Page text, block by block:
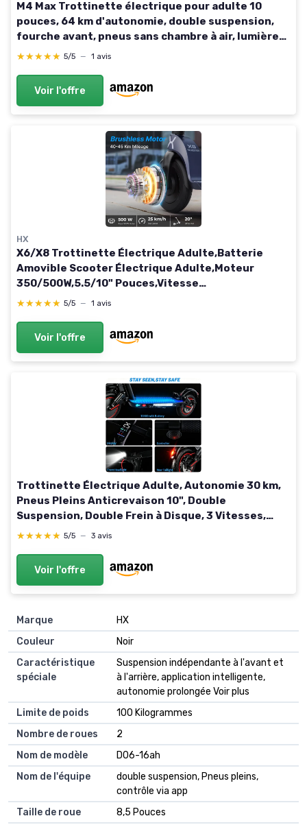
M4 Max Trottinette électrique pour adulte 10
pouces, 64 km d'autonomie, double suspension,
fourche avant, pneus sans chambre à air, lumière
LED, doubles freins à disque, pliable pour ville
★★★★★
★★★★★ 5/5 — 1 avis
Voir l'offre
HX
X6/X8 Trottinette Électrique Adulte,Batterie
Amovible Scooter Électrique Adulte,Moteur
350/500W,5.5/10" Pouces,Vitesse
25Km/H,Autonomie 15-40Km,Double Freinage,APP
★★★★★
★★★★★ 5/5 — 1 avis
Voir l'offre
Trottinette Électrique Adulte, Autonomie 30 km,
Pneus Pleins Anticrevaison 10", Double
Suspension, Double Frein à Disque, 3 Vitesses,
App, Trotinette Electrique Pliante Portable,
★★★★★
★★★★★ 5/5 — 3 avis
Voir l'offre
Marque
HX
Couleur
Noir
Caractéristique
spéciale
Suspension indépendante à l'avant et
à l'arrière, application intelligente,
autonomie prolongée Voir plus
Limite de poids
100 Kilogrammes
Nombre de roues
2
Nom de modèle
D06-16ah
Nom de l'équipe
double suspension, Pneus pleins,
contrôle via app
Taille de roue
8,5 Pouces